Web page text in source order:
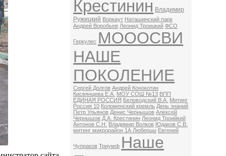
Крестинин Владимир
Ружицкий Воркаут Наташинский парк
Андрей Воробьев Леонид Троицкий ФСО
Геркулес МОООСВИ
НАШЕ
ПОКОЛЕНИЕ
Сергей Долгов Андрей Конокотин
Кисвянцева Е.А. МОУ СОШ №13 ВПП
ЕДИНАЯ РОССИЯ Беловодский В.А. Митинг
Россия 10 Коломенский кремль День знаний
Петр Ульянов Денис Чернышов Алексей
Чернышов Д.А. Крестинин Леонид Троийкий
Антонов С.Н.
Владимир Волков Юдаков С.В.
митинг микрорайон 1А Люберцы Евгений
Чупраков Триумф Наше